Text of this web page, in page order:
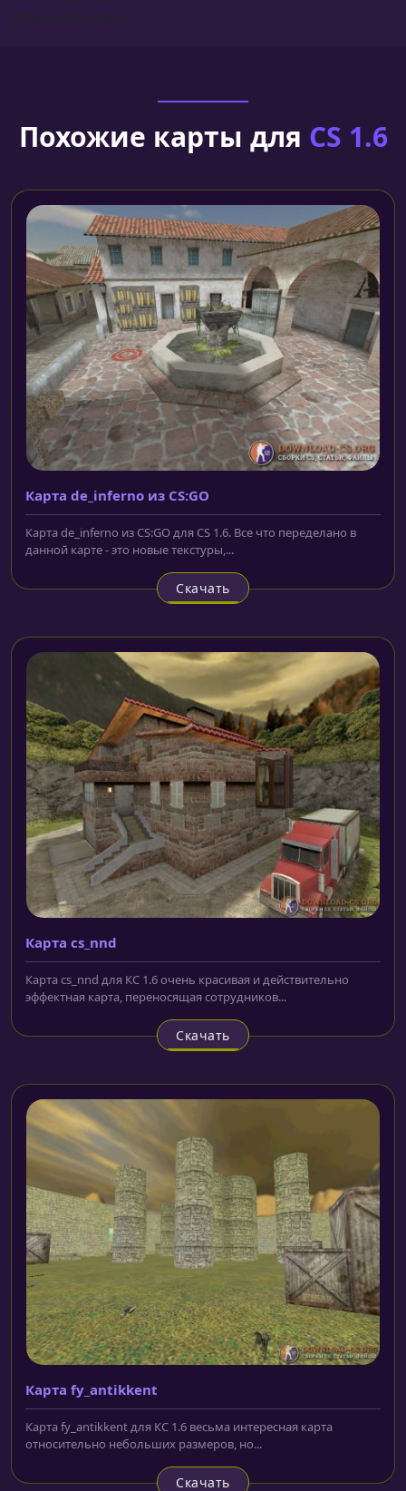
Похожие карты для CS 1.6
Карта de_inferno из CS:GO
Карта de_inferno из CS:GO для CS 1.6. Все что переделано в
данной карте - это новые текстуры,...
Скачать
Карта cs_nnd
Карта cs_nnd для КС 1.6 очень красивая и действительно
эффектная карта, переносящая сотрудников...
Скачать
Карта fy_antikkent
Карта fy_antikkent для КС 1.6 весьма интересная карта
относительно небольших размеров, но...
Скачать